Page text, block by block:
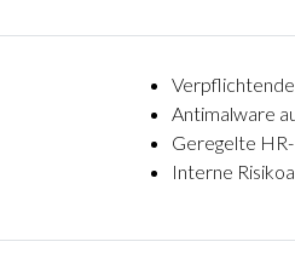
Antimalware
Geregelte
Interne